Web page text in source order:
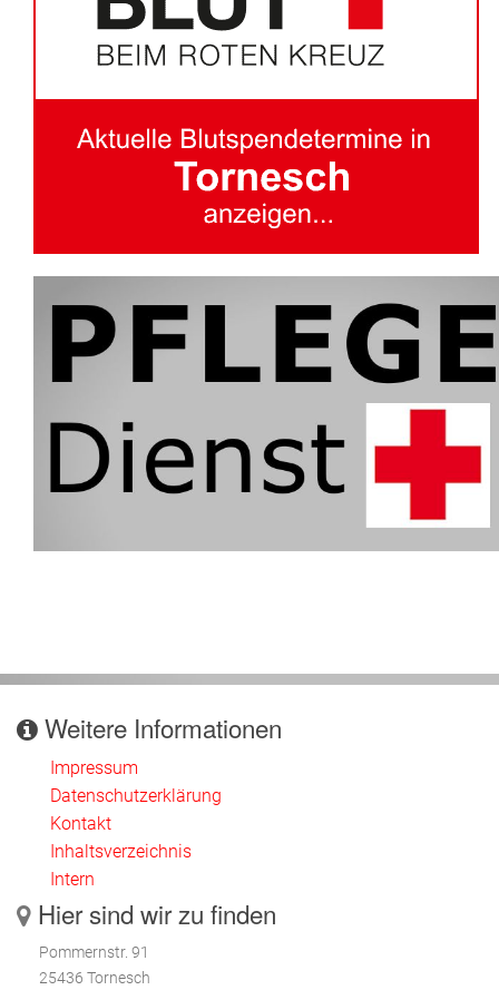
Weitere Informationen
Impressum
Datenschutzerklärung
Kontakt
Inhaltsverzeichnis
Intern
Hier sind wir zu finden
Pommernstr. 91
25436 Tornesch